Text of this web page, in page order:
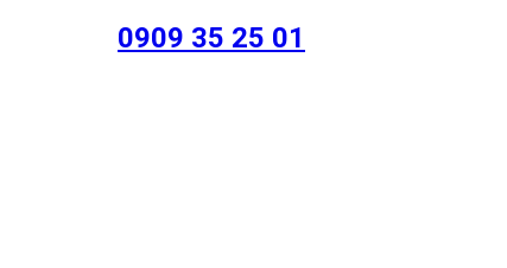
0909 35 25 01